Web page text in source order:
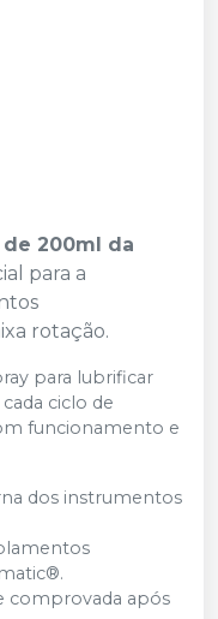
200ml da
para a
rotação.
para lubrificar
ciclo de
funcionamento e
dos instrumentos
comprovada após